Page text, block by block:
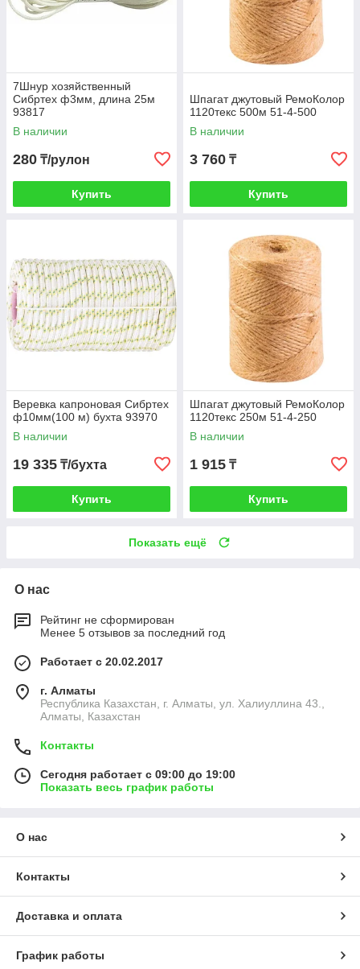
7Шнур хозяйственный
Сибртех ф3мм, длина 25м
93817
В наличии
280 ₸/рулон
Купить
Шпагат джутовый РемоКолор
1120текс 500м 51-4-500
В наличии
3 760 ₸
Купить
Веревка капроновая Сибртех
ф10мм(100 м) бухта 93970
В наличии
19 335 ₸/бухта
Купить
Шпагат джутовый РемоКолор
1120текс 250м 51-4-250
В наличии
1 915 ₸
Купить
Показать ещё
О нас
Рейтинг не сформирован
Менее 5 отзывов за последний год
Работает с 20.02.2017
г. Алматы
Республика Казахстан, г. Алматы, ул. Халиуллина 43.,
Алматы, Казахстан
Контакты
Сегодня работает с 09:00 до 19:00
Показать весь график работы
О нас
Контакты
Доставка и оплата
График работы